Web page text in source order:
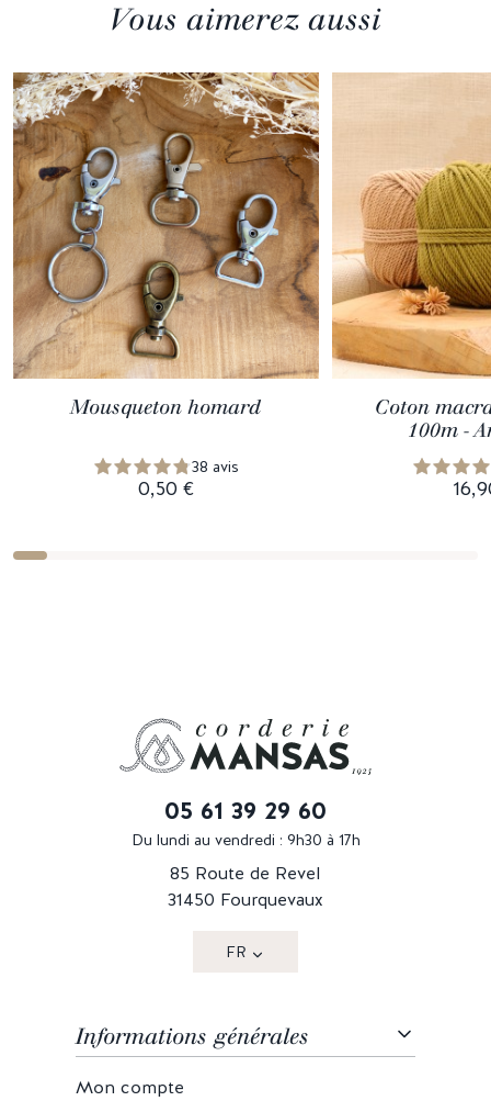
Vous aimerez aussi
Mousqueton homard
38 avis
0,50 €
Coton
100m -
05 61 39 29 60
Du lundi au vendredi : 9h30 à 17h
85 Route de Revel
31450 Fourquevaux
FR
Informations générales
Mon compte